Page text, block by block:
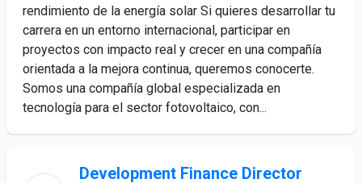
rendimiento de la energía solar Si quieres desarrollar tu
carrera en un entorno internacional, participar en
proyectos con impacto real y crecer en una compañía
orientada a la mejora continua, queremos conocerte.
Somos una compañía global especializada en
tecnología para el sector fotovoltaico, con...
Development Finance Director